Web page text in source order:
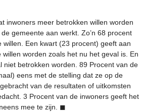
inwoners meer betrokken willen worden
gemeente aan werkt. Zo’n 68 procent
willen. Een kwart (23 procent) geeft aan
worden zoals het nu het geval is. En
niet betrokken worden. 89 Procent van de
eens met de stelling dat ze op de
van de resultaten of uitkomsten
3 Procent van de inwoners geeft het
mee te zijn. ◼